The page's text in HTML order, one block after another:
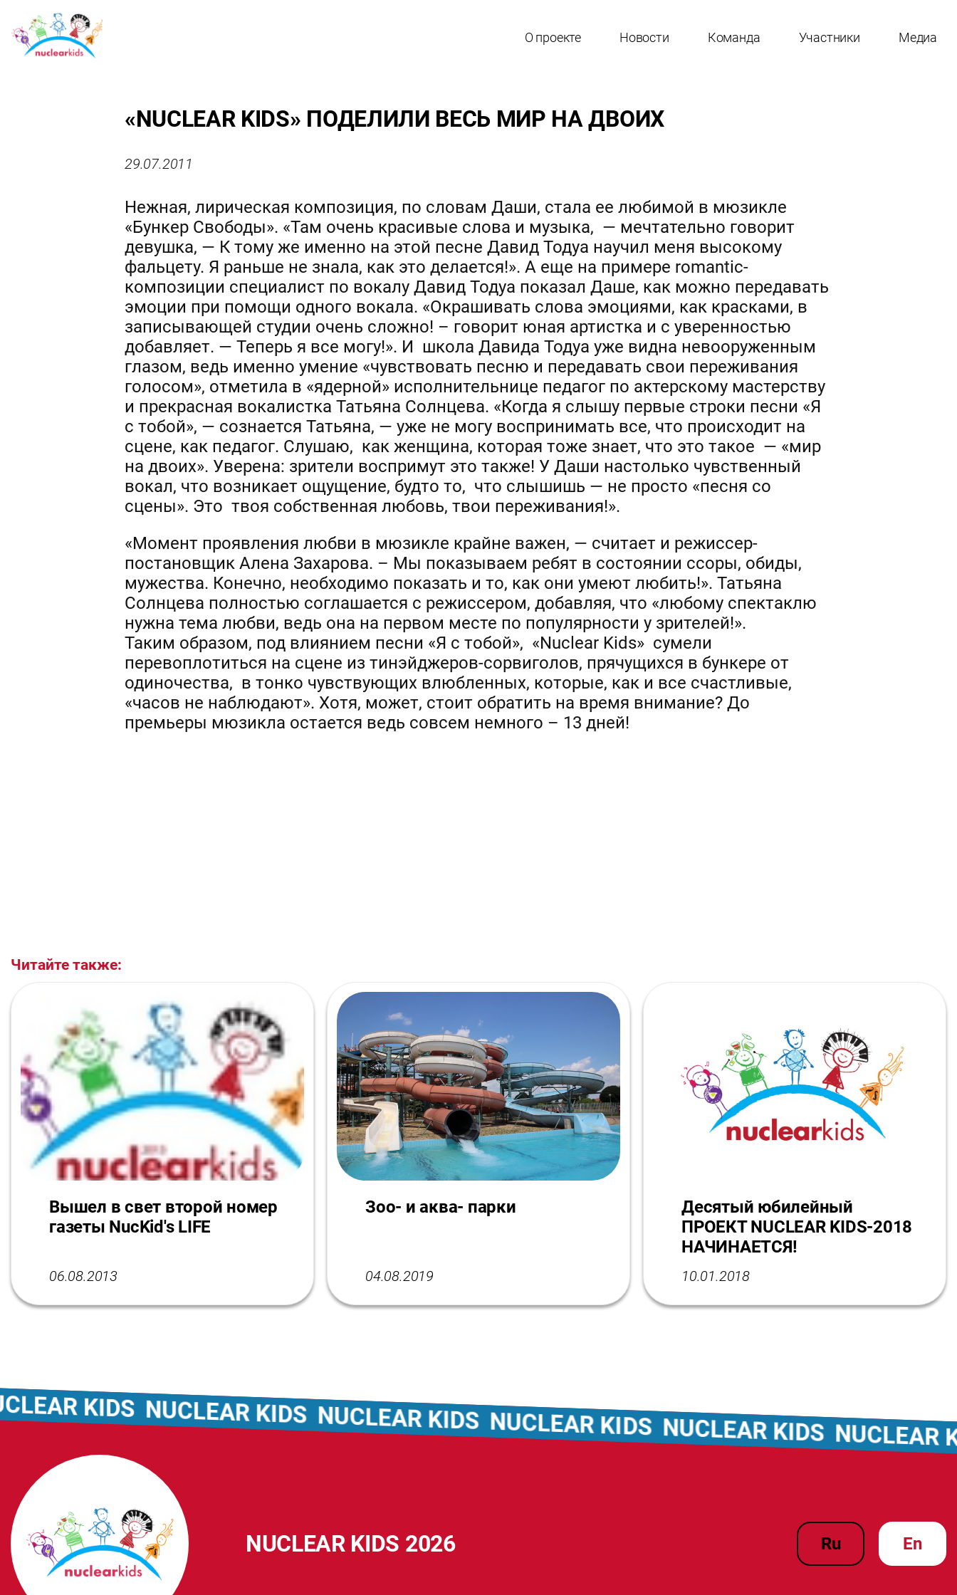
О проекте Новости Команда Участники Медиа
«NUCLEAR KIDS» ПОДЕЛИЛИ ВЕСЬ МИР НА ДВОИХ
29.07.2011
Нежная, лирическая композиция, по словам Даши, стала ее любимой в мюзикле
«Бункер Свободы». «Там очень красивые слова и музыка, — мечтательно говорит
девушка, — К тому же именно на этой песне Давид Тодуа научил меня высокому
фальцету. Я раньше не знала, как это делается!». А еще на примере romantic-
композиции специалист по вокалу Давид Тодуа показал Даше, как можно передавать
эмоции при помощи одного вокала. «Окрашивать слова эмоциями, как красками, в
записывающей студии очень сложно! – говорит юная артистка и с уверенностью
добавляет. — Теперь я все могу!». И школа Давида Тодуа уже видна невооруженным
глазом, ведь именно умение «чувствовать песню и передавать свои переживания
голосом», отметила в «ядерной» исполнительнице педагог по актерскому мастерству
и прекрасная вокалистка Татьяна Солнцева. «Когда я слышу первые строки песни «Я
с тобой», — сознается Татьяна, — уже не могу воспринимать все, что происходит на
сцене, как педагог. Слушаю, как женщина, которая тоже знает, что это такое — «мир
на двоих». Уверена: зрители воспримут это также! У Даши настолько чувственный
вокал, что возникает ощущение, будто то, что слышишь — не просто «песня со
сцены». Это твоя собственная любовь, твои переживания!».
«Момент проявления любви в мюзикле крайне важен, — считает и режиссер-
постановщик Алена Захарова. – Мы показываем ребят в состоянии ссоры, обиды,
мужества. Конечно, необходимо показать и то, как они умеют любить!». Татьяна
Солнцева полностью соглашается с режиссером, добавляя, что «любому спектаклю
нужна тема любви, ведь она на первом месте по популярности у зрителей!».
Таким образом, под влиянием песни «Я с тобой», «Nuclear Kids» сумели
перевоплотиться на сцене из тинэйджеров-сорвиголов, прячущихся в бункере от
одиночества, в тонко чувствующих влюбленных, которые, как и все счастливые,
«часов не наблюдают». Хотя, может, стоит обратить на время внимание? До
премьеры мюзикла остается ведь совсем немного – 13 дней!
Читайте также:
Вышел в свет второй номер
газеты NucKid's LIFE
06.08.2013
Зоо- и аква- парки
04.08.2019
Десятый юбилейный
ПРОЕКТ NUCLEAR KIDS-2018
НАЧИНАЕТСЯ!
10.01.2018
NUCLEAR KIDS 2026 ru en
KIDS NUCLEAR KIDS NUCLEAR KIDS NUCLEAR KIDS NUCLEAR KIDS NUCLEAR